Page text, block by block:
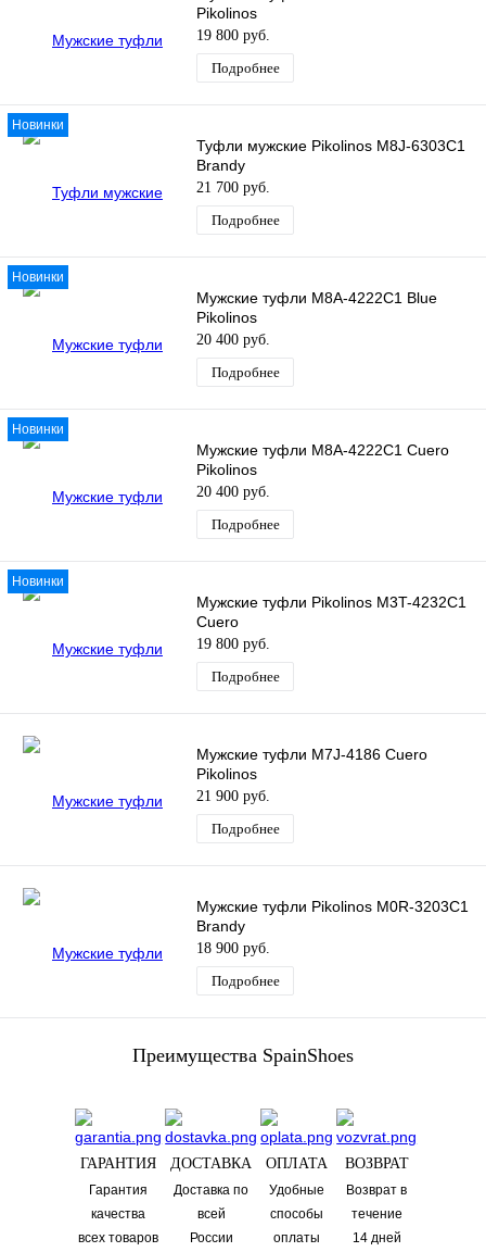
Pikolinos
19 800 руб.
Подробнее
Новинки
Туфли мужские Pikolinos M8J-6303C1
Brandy
21 700 руб.
Подробнее
Новинки
Мужские туфли M8A-4222C1 Blue
Pikolinos
20 400 руб.
Подробнее
Новинки
Мужские туфли M8A-4222C1 Cuero
Pikolinos
20 400 руб.
Подробнее
Новинки
Мужские туфли Pikolinos M3T-4232C1
Cuero
19 800 руб.
Подробнее
Мужские туфли M7J-4186 Cuero
Pikolinos
21 900 руб.
Подробнее
Мужские туфли Pikolinos M0R-3203C1
Brandy
18 900 руб.
Подробнее
Преимущества SpainShoes
ГАРАНТИЯ ДОСТАВКА ОПЛАТА ВОЗВРАТ
Гарантия
качества
всех товаров
Доставка по
всей
России
Удобные
способы
оплаты
Возврат в
течениe
14 дней